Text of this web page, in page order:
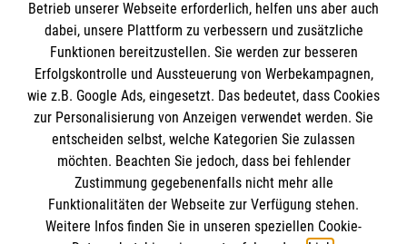
Informationen
Impressum
Datenschutz
Barrierefreiheit
Kontakt
Die Malteser
Malteser in Deutschland
Malteserorden
Sharepoint
Spendenkonto
Betrieb unserer Webseite erforderlich, helfen uns aber auch
dabei, unsere Plattform zu verbessern und zusätzliche
Funktionen bereitzustellen. Sie werden zur besseren
Erfolgskontrolle und Aussteuerung von Werbekampagnen,
wie z.B. Google Ads, eingesetzt. Das bedeutet, dass Cookies
zur Personalisierung von Anzeigen verwendet werden. Sie
entscheiden selbst, welche Kategorien Sie zulassen
möchten. Beachten Sie jedoch, dass bei fehlender
Zustimmung gegebenenfalls nicht mehr alle
Funktionalitäten der Webseite zur Verfügung stehen.
Weitere Infos finden Sie in unseren speziellen Cookie-